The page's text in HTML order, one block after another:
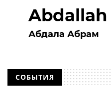
Абдала Абрам
СОБЫТИЯ